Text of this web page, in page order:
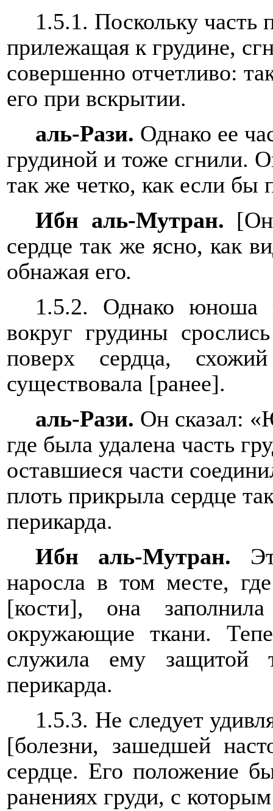
1.5.1. Поскольку часть
прилежащая к грудине,
совершенно отчетливо:
его при вскрытии.
аль-Рази. Однако ее
грудиной и тоже сгнили.
так же четко, как если бы
Ибн аль-Мутран.
сердце так же ясно, как
обнажая его.
1.5.2. Однако юноша
вокруг грудины
поверх сердца,
существовала [ранее].
аль-Рази. Он сказал:
где была удалена часть
оставшиеся части
плоть прикрыла сердце
перикарда.
Ибн аль-Мутран.
наросла в том месте,
[кости], она
окружающие ткани.
служила ему защитой
перикарда.
1.5.3. Не следует
[болезни, зашедшей
сердце. Его положение
ранениях груди, с